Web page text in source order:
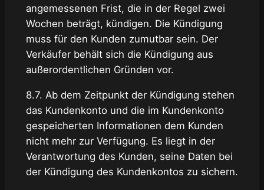
angemessenen Frist, die in der Regel zwei
Wochen beträgt, kündigen. Die Kündigung
muss für den Kunden zumutbar sein. Der
Verkäufer behält sich die Kündigung aus
außerordentlichen Gründen vor.
8.7. Ab dem Zeitpunkt der Kündigung stehen
das Kundenkonto und die im Kundenkonto
gespeicherten Informationen dem Kunden
nicht mehr zur Verfügung. Es liegt in der
Verantwortung des Kunden, seine Daten bei
der Kündigung des Kundenkontos zu sichern.